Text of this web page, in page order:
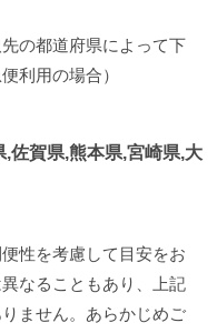
の都道府県によって下
利用の場合）
賀県,熊本県,宮崎県,大
性を考慮して目安をお
なることもあり、上記
ません。あらかじめご